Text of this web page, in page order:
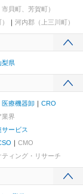
貝町、芳賀町）
河内郡（上三川町）
梨県
医療機器卸
CRO
業界
ービス
CMO
ィング・リサーチ